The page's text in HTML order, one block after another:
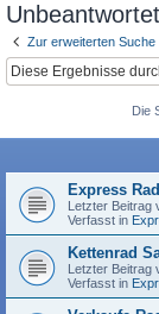
Zur erweiterten Suche
Die
Express
Letzter Beitrag
Verfasst in
Kettenrad
Letzter Beitrag
Verfasst in